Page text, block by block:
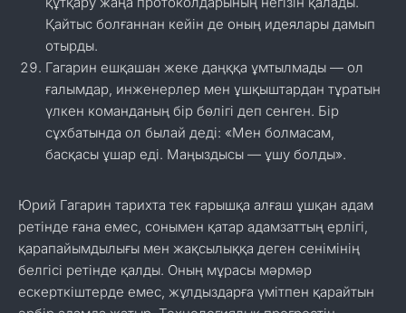
Қайтыс болғаннан кейін де оның идеялары дамып
отырды.
Гагарин ешқашан жеке даңққа ұмтылмады — ол
ғалымдар, инженерлер мен ұшқыштардан тұратын
үлкен команданың бір бөлігі деп сенген. Бір
сұхбатында ол былай деді: «Мен болмасам,
басқасы ұшар еді. Маңыздысы — ұшу болды».
Юрий Гагарин тарихта тек ғарышқа алғаш ұшқан адам
ретінде ғана емес, сонымен қатар адамзаттың ерлігі,
қарапайымдылығы мен жақсылыққа деген сенімінің
белгісі ретінде қалды. Оның мұрасы мәрмәр
ескерткіштерде емес, жұлдыздарға үмітпен қарайтын